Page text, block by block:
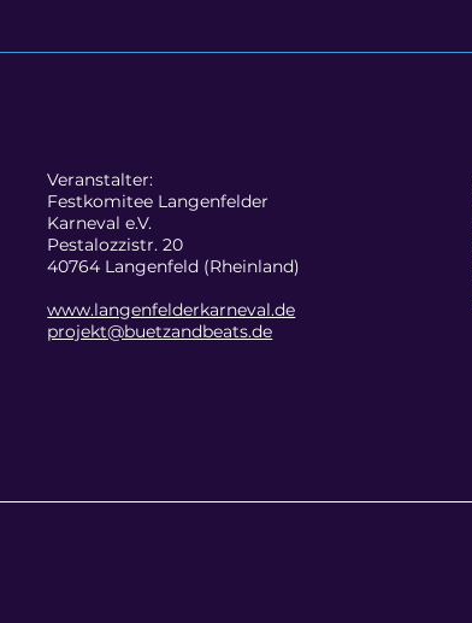
Veranstalter:
Festkomitee Langenfelder
Karneval e.V.
Pestalozzistr. 20
40764 Langenfeld (Rheinland)
www.langenfelderkarneval.de
projekt@buetzandbeats.de